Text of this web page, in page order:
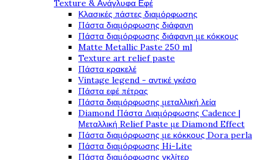
Texture & Ανάγλυφα Εφέ
Κλασικές πάστες διαμόρφωσης
Πάστα διαμόρφωσης διάφανη
Πάστα διαμόρφωσης διάφανη με κόκκους
Matte Metallic Paste 250 ml
Texture art relief paste
Πάστα κρακελέ
Vintage legend - αντικέ γκέσο
Πάστα εφέ πέτρας
Πάστα διαμόρφωσης μεταλλική λεία
Diamond Πάστα Διαμόρφωσης Cadence |
Μεταλλική Relief Paste με Diamond Effect
Πάστα διαμόρφωσης με κόκκους Dora perla
Πάστα διαμόρφωσης Hi-Lite
Πάστα διαμόρφωσης γκλίτερ